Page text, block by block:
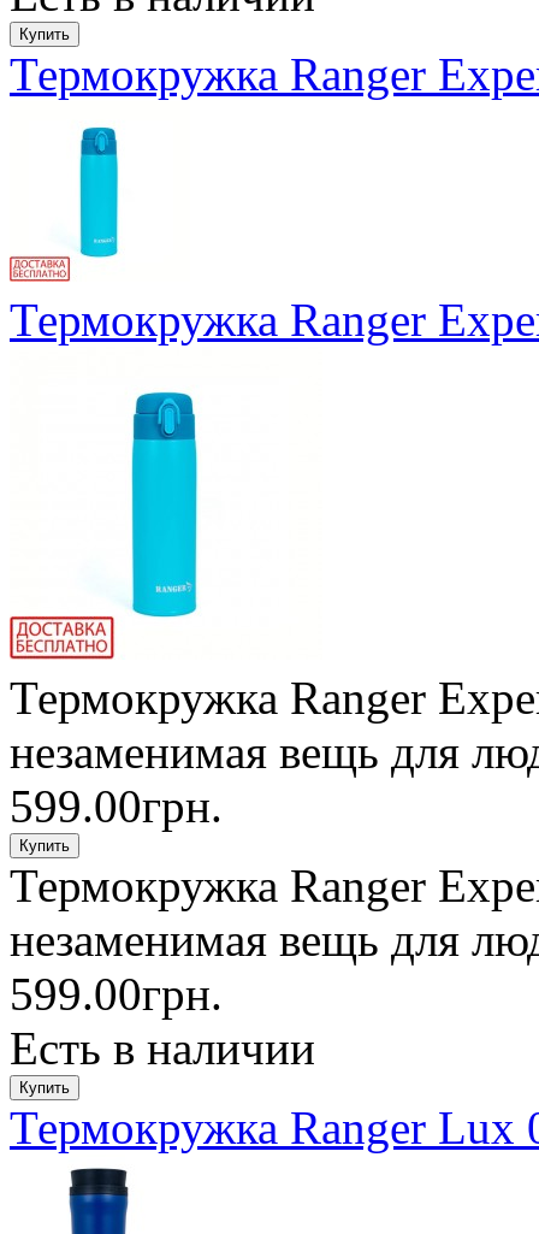
Термокружка Ranger
Термокружка Ranger
Термокружка Ranger
незаменимая вещь для
599.00грн.
Термокружка Ranger
незаменимая вещь для
599.00грн.
Есть в наличии
Термокружка Ranger